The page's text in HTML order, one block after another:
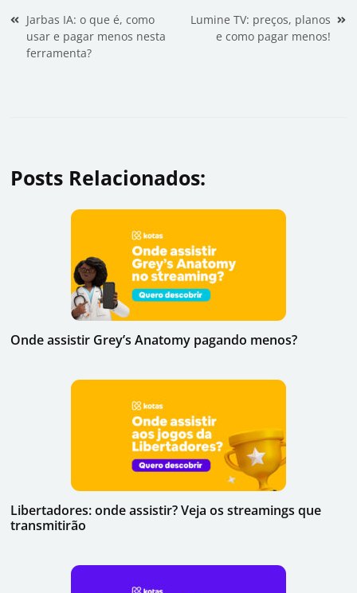
Navegação de Post
Jarbas IA: o que é, como
usar e pagar menos nesta
ferramenta?
Lumine TV: preços, planos
e como pagar menos!
Posts Relacionados:
Onde assistir Grey’s Anatomy pagando menos?
Libertadores: onde assistir? Veja os streamings que
transmitirão